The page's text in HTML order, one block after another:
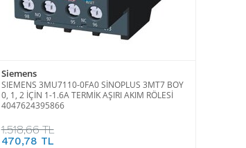
Siemens
SIEMENS 3MU7110-0FA0 SİNOPLUS 3MT7 BOY
0, 1, 2 İÇİN 1-1.6A TERMİK AŞIRI AKIM RÖLESİ
4047624395866
1.518,66 TL
470,78 TL